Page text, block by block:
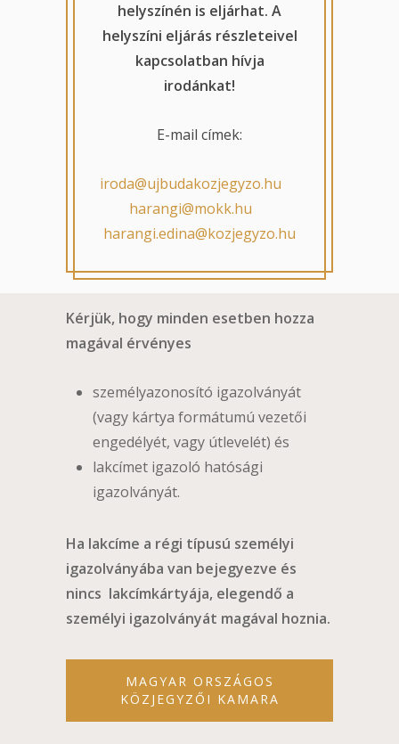
helyszínén is eljárhat. A
helyszíni eljárás részleteivel
kapcsolatban hívja
irodánkat!
E-mail címek:
iroda@ujbudakozjegyzo.hu
harangi@mokk.hu
harangi.edina@kozjegyzo.hu
Kérjük, hogy minden esetben hozza
magával érvényes
személyazonosító igazolványát
(vagy kártya formátumú vezetői
engedélyét, vagy útlevelét) és
lakcímet igazoló hatósági
igazolványát.
Ha lakcíme a régi típusú személyi
igazolványába van bejegyezve és
nincs lakcímkártyája, elegendő a
személyi igazolványát magával hoznia.
MAGYAR ORSZÁGOS
KÖZJEGYZŐI KAMARA